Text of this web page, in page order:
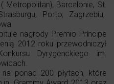
Metropolitan), Barcelonie, St.
Porto, Zagrzebiu,
nagrody Premio Príncipe
2012 roku przewodniczył
Dyrygenckiego im.
ponad 200 płytach, które